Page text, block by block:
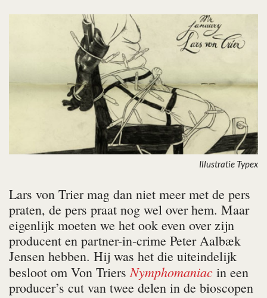
Illustratie Typex
Lars von Trier mag dan niet meer met de pers
praten, de pers praat nog wel over hem. Maar
eigenlijk moeten we het ook even over zijn
producent en partner-in-crime Peter Aalbæk
Jensen hebben. Hij was het die uiteindelijk
besloot om Von TriersNymphomaniac in een
producer’s cut van twee delen in de bioscopen